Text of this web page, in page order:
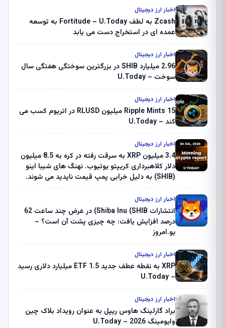
اخبار ارز دیجیتال
Zcash به لطف Fortitude – U.Today به توسعه
عمده ای در استخراج دست می یابد
اخبار ارز دیجیتال
2.96 میلیارد SHIB در بزرگترین سوختگی هفتگی سال
سوخت – U.Today
اخبار ارز دیجیتال
Ripple Mints 15 میلیون RLUSD در اتریوم کسب می
کند – U.Today
اخبار ارز دیجیتال
3.4 میلیون XRP به سرقت رفته در کره به 8.5 میلیون
دلار کلاهبرداری کریپتو یوتیوب. نهنگ های شیبا اینو
(SHIB) به دلیل خرابی پمپ قیمت ناپدید می شوند.
ثبت کرد – گزارش کریپتو صبح – U.Today
اخبار ارز دیجیتال
انتشارات Shiba Inu (SHIB) در عرض چند ساعت 62
درصد افزایش یافت: چه چیزی پشت آن است؟ –
یو.امروز
اخبار ارز دیجیتال
XRP به نقطه عطف جدید ETF 1.5 میلیارد دلاری رسید
– U.Today
اخبار ارز دیجیتال
براد گارلینگ هاوس ریپل به عنوان رویداد بلاک چین
وایومینگ 2026 – U.Today